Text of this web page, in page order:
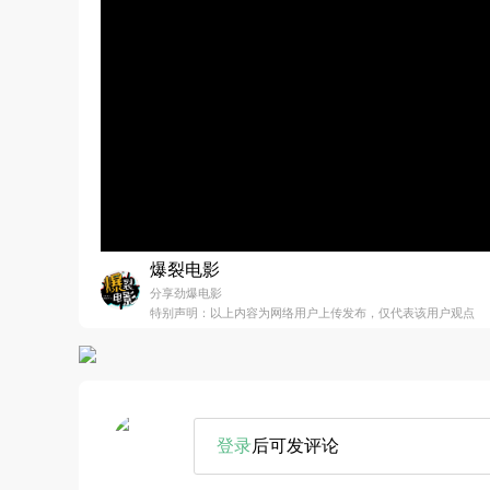
爆裂电影
分享劲爆电影
特别声明：以上内容为网络用户上传发布，仅代表该用户观点
登录后可发评论